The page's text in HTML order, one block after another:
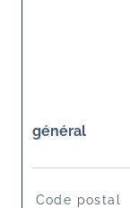
général
Code postal